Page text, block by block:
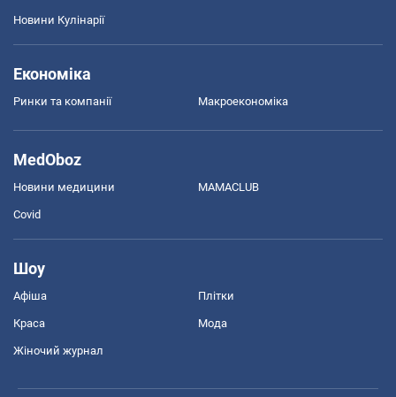
Новини Кулінарії
Економіка
Ринки та компанії Макроекономіка
MedOboz
Новини медицини MAMACLUB
Covid
Шоу
Афіша Плітки
Краса Мода
Жіночий журнал